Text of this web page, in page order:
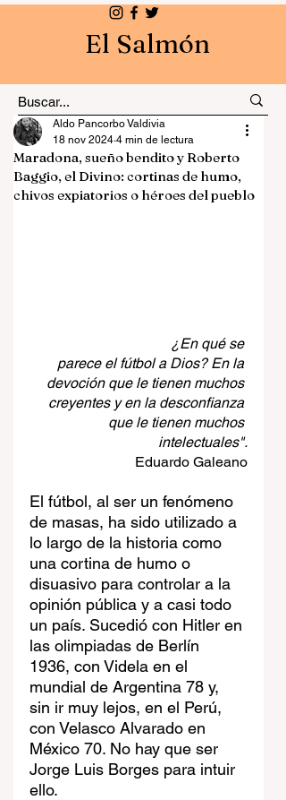
El Salmón
Maradona, sueño bendito y Roberto
Baggio, el Divino: cortinas de humo,
chivos expiatorios o héroes del pueblo
Aldo Pancorbo Valdivia
18 nov 2024 4 min de lectura
¿En qué se
parece el fútbol a Dios? En la
devoción que le tienen muchos
creyentes y en la desconfianza
que le tienen muchos
intelectuales".
Eduardo Galeano
El fútbol, al ser un fenómeno
de masas, ha sido utilizado a
lo largo de la historia como
una cortina de humo o
disuasivo para controlar a la
opinión pública y a casi todo
un país. Sucedió con Hitler en
las olimpiadas de Berlín
1936, con Videla en el
mundial de Argentina 78 y,
sin ir muy lejos, en el Perú,
con Velasco Alvarado en
México 70. No hay que ser
Jorge Luis Borges para intuir
ello.